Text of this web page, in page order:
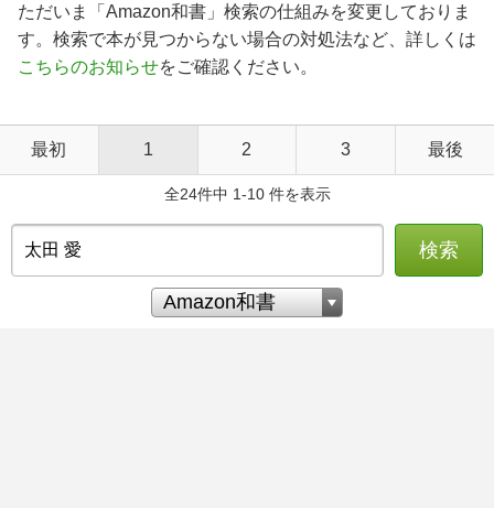
ただいま「Amazon和書」検索の仕組みを変更しておりま
す。検索で本が見つからない場合の対処法など、詳しくは
こちらのお知らせをご確認ください。
最初 1 2 3 最後
全24件中 1-10 件を表示
検索